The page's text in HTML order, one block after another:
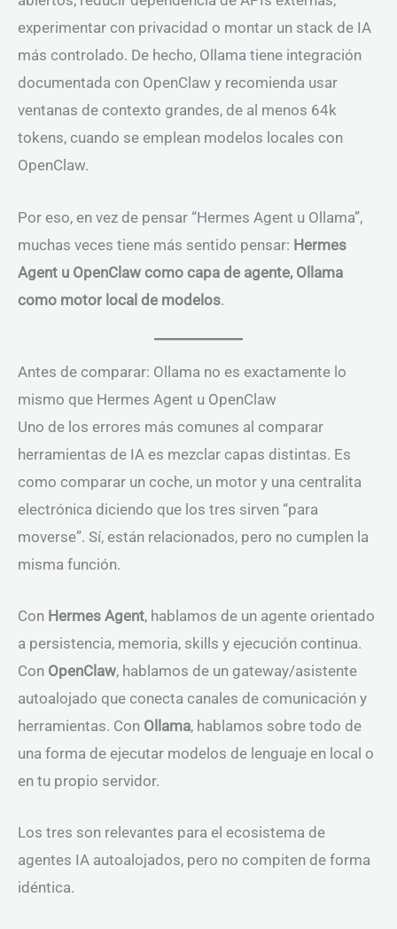
experimentar con privacidad o montar un stack de IA
más controlado. De hecho, Ollama tiene integración
documentada con OpenClaw y recomienda usar
ventanas de contexto grandes, de al menos 64k
tokens, cuando se emplean modelos locales con
OpenClaw.
Por eso, en vez de pensar “Hermes Agent u Ollama”,
muchas veces tiene más sentido pensar: Hermes
Agent u OpenClaw como capa de agente, Ollama
como motor local de modelos.
Antes de comparar: Ollama no es exactamente lo
mismo que Hermes Agent u OpenClaw
Uno de los errores más comunes al comparar
herramientas de IA es mezclar capas distintas. Es
como comparar un coche, un motor y una centralita
electrónica diciendo que los tres sirven “para
moverse”. Sí, están relacionados, pero no cumplen la
misma función.
Con Hermes Agent, hablamos de un agente orientado
a persistencia, memoria, skills y ejecución continua.
Con OpenClaw, hablamos de un gateway/asistente
autoalojado que conecta canales de comunicación y
herramientas. Con Ollama, hablamos sobre todo de
una forma de ejecutar modelos de lenguaje en local o
en tu propio servidor.
Los tres son relevantes para el ecosistema de
agentes IA autoalojados, pero no compiten de forma
idéntica.